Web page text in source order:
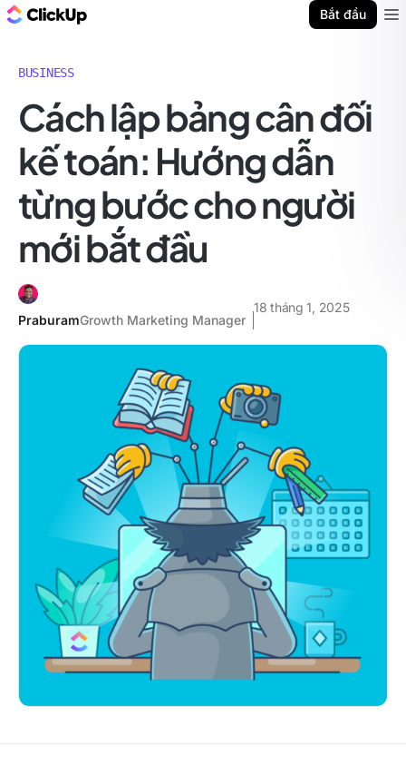
Bắt đầu
BUSINESS
Cách lập bảng cân đối
kế toán: Hướng dẫn
từng bước cho người
mới bắt đầu
PraburamGrowth Marketing Manager
18 tháng 1, 2025